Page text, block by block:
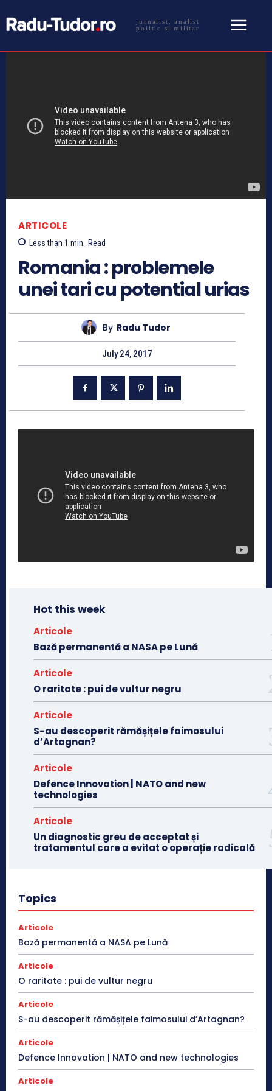
jurnalist, analist
politic si militar
ARTICOLE
Less than 1 min. Read
Romania : problemele
unei tari cu potential urias
By Radu Tudor
July 24, 2017
Hot this week
Articole
Bază permanentă a NASA pe Lună
Articole
O raritate : pui de vultur negru
Articole
S-au descoperit rămășițele faimosului
d’Artagnan?
Articole
Defence Innovation | NATO and new
technologies
Articole
Un diagnostic greu de acceptat și
tratamentul care a evitat o operație radicală
Topics
Articole
Bază permanentă a NASA pe Lună
Articole
O raritate : pui de vultur negru
Articole
S-au descoperit rămășițele faimosului d’Artagnan?
Articole
Defence Innovation | NATO and new technologies
Articole